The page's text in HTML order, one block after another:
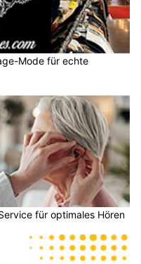
Mode für echte
für optimales Hören